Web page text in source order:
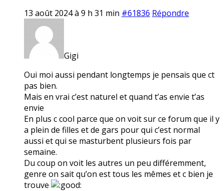
13 août 2024 à 9 h 31 min #61836 Répondre
Gigi
Oui moi aussi pendant longtemps je pensais que ct
pas bien.
Mais en vrai c’est naturel et quand t’as envie t’as
envie
En plus c cool parce que on voit sur ce forum que il y
a plein de filles et de gars pour qui c’est normal
aussi et qui se masturbent plusieurs fois par
semaine.
Du coup on voit les autres un peu différemment,
genre on sait qu’on est tous les mêmes et c bien je
trouve